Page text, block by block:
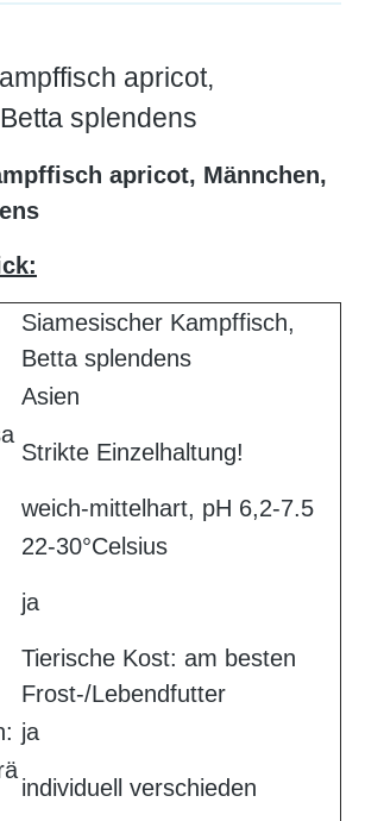
apricot,
splendens
apricot, Männchen,
Siamesischer Kampffisch,
Betta splendens
Asien
Strikte Einzelhaltung!
weich-mittelhart, pH 6,2-7.5
22-30°Celsius
ja
Tierische Kost: am besten
Frost-/Lebendfutter
ja
individuell verschieden